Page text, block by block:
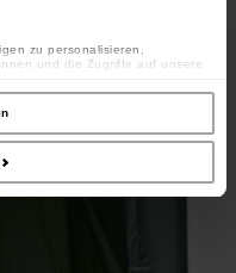
zu personalisieren,
und die Zugriffe auf unsere
Werbung und Analysen
möglicherweise mit weiteren
oder die sie im Rahmen